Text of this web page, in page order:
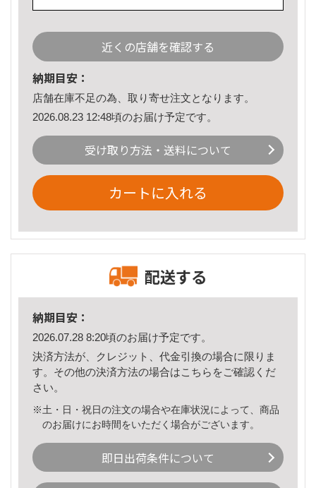
近くの店舗を確認する
納期目安：
店舗在庫不足の為、取り寄せ注文となります。
2026.08.23 12:48頃のお届け予定です。
受け取り方法・送料について
カートに入れる
配送する
納期目安：
2026.07.28 8:20頃のお届け予定です。
決済方法が、クレジット、代金引換の場合に限りま
す。その他の決済方法の場合はこちら をご確認くだ
さい。
※土・日・祝日の注文の場合や在庫状況によって、商品
のお届けにお時間をいただく場合がございます。
即日出荷条件について